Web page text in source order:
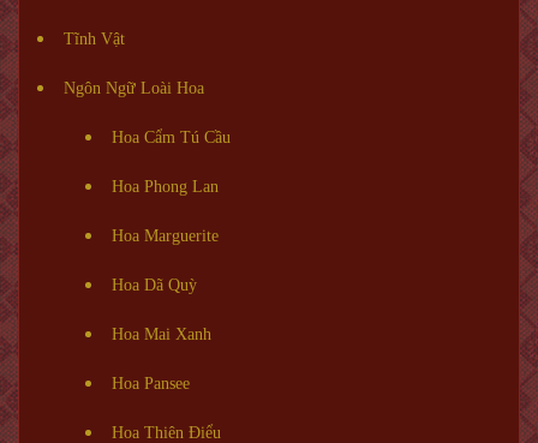
Tĩnh Vật
Ngôn Ngữ Loài Hoa
Hoa Cẩm Tú Cầu
Hoa Phong Lan
Hoa Marguerite
Hoa Dã Quỳ
Hoa Mai Xanh
Hoa Pansee
Hoa Thiên Điểu